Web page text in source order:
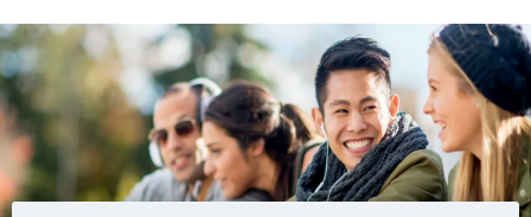
(DE/EN)
International Management (DE/EN)
Internationales Marketing
Journalismus und digitale Kommunikation
Kindheitspädagogik
Kindheitspädagogik für Erzieher:innen
Sport und Eventmanagement
Sportmanagement und Training
System Test Engineering
System Test Engineering
Studienrichtung im Masterstudiengang
Electronic Engineering